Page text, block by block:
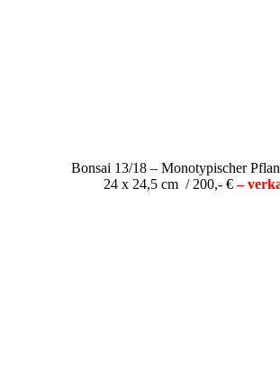
Bonsai 13/18 – Monotypischer
24 x 24,5 cm / 200,- €–